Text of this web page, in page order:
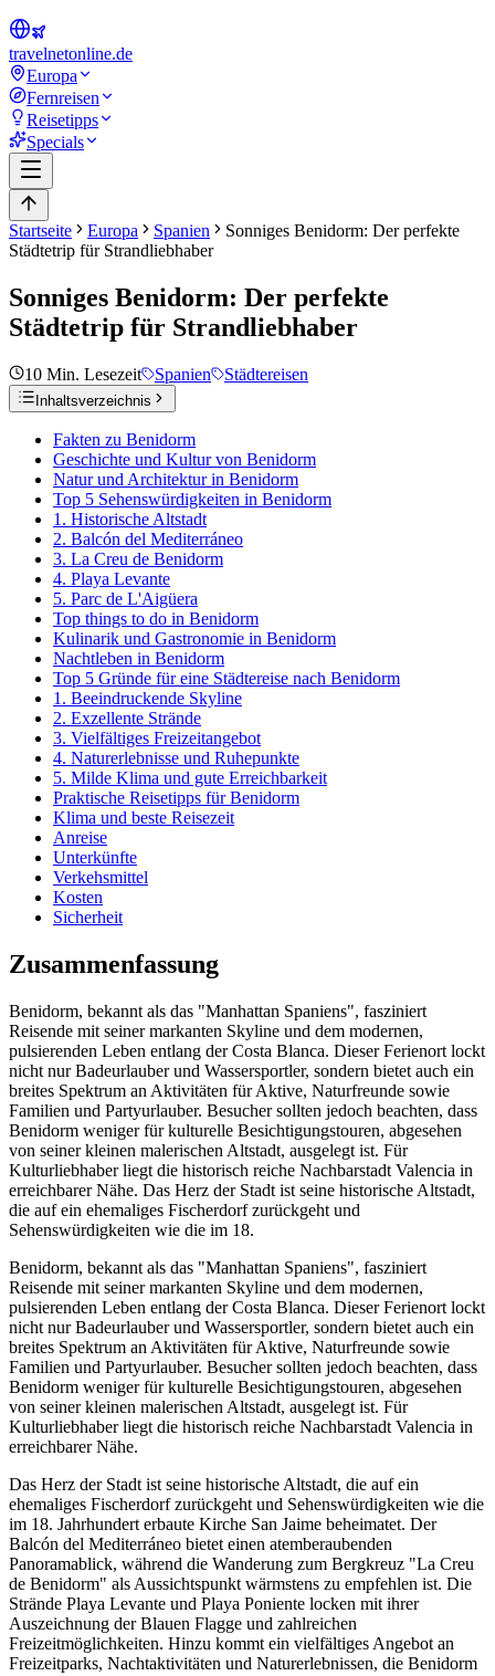
travelnetonline.de
Europa
Fernreisen
Reisetipps
Specials
Startseite Europa Spanien
Sonniges Benidorm: Der perfekte
Städtetrip für Strandliebhaber
Sonniges Benidorm: Der perfekte
Städtetrip für Strandliebhaber
10 Min. Lesezeit Spanien Städtereisen
Inhaltsverzeichnis
Fakten zu Benidorm
Geschichte und Kultur von Benidorm
Natur und Architektur in Benidorm
Top 5 Sehenswürdigkeiten in Benidorm
1. Historische Altstadt
2. Balcón del Mediterráneo
3. La Creu de Benidorm
4. Playa Levante
5. Parc de L'Aigüera
Top things to do in Benidorm
Kulinarik und Gastronomie in Benidorm
Nachtleben in Benidorm
Top 5 Gründe für eine Städtereise nach Benidorm
1. Beeindruckende Skyline
2. Exzellente Strände
3. Vielfältiges Freizeitangebot
4. Naturerlebnisse und Ruhepunkte
5. Milde Klima und gute Erreichbarkeit
Praktische Reisetipps für Benidorm
Klima und beste Reisezeit
Anreise
Unterkünfte
Verkehsmittel
Kosten
Sicherheit
Zusammenfassung
Benidorm, bekannt als das "Manhattan Spaniens", fasziniert
Reisende mit seiner markanten Skyline und dem modernen,
pulsierenden Leben entlang der Costa Blanca. Dieser Ferienort lockt
nicht nur Badeurlauber und Wassersportler, sondern bietet auch ein
breites Spektrum an Aktivitäten für Aktive, Naturfreunde sowie
Familien und Partyurlauber. Besucher sollten jedoch beachten, dass
Benidorm weniger für kulturelle Besichtigungstouren, abgesehen
von seiner kleinen malerischen Altstadt, ausgelegt ist. Für
Kulturliebhaber liegt die historisch reiche Nachbarstadt Valencia in
erreichbarer Nähe. Das Herz der Stadt ist seine historische Altstadt,
die auf ein ehemaliges Fischerdorf zurückgeht und
Sehenswürdigkeiten wie die im 18.
Benidorm, bekannt als das "Manhattan Spaniens", fasziniert
Reisende mit seiner markanten Skyline und dem modernen,
pulsierenden Leben entlang der Costa Blanca. Dieser Ferienort lockt
nicht nur Badeurlauber und Wassersportler, sondern bietet auch ein
breites Spektrum an Aktivitäten für Aktive, Naturfreunde sowie
Familien und Partyurlauber. Besucher sollten jedoch beachten, dass
Benidorm weniger für kulturelle Besichtigungstouren, abgesehen
von seiner kleinen malerischen Altstadt, ausgelegt ist. Für
Kulturliebhaber liegt die historisch reiche Nachbarstadt Valencia in
erreichbarer Nähe.
Das Herz der Stadt ist seine historische Altstadt, die auf ein
ehemaliges Fischerdorf zurückgeht und Sehenswürdigkeiten wie die
im 18. Jahrhundert erbaute Kirche San Jaime beheimatet. Der
Balcón del Mediterráneo bietet einen atemberaubenden
Panoramablick, während die Wanderung zum Bergkreuz "La Creu
de Benidorm" als Aussichtspunkt wärmstens zu empfehlen ist. Die
Strände Playa Levante und Playa Poniente locken mit ihrer
Auszeichnung der Blauen Flagge und zahlreichen
Freizeitmöglichkeiten. Hinzu kommt ein vielfältiges Angebot an
Freizeitparks, Nachtaktivitäten und Naturerlebnissen, die Benidorm